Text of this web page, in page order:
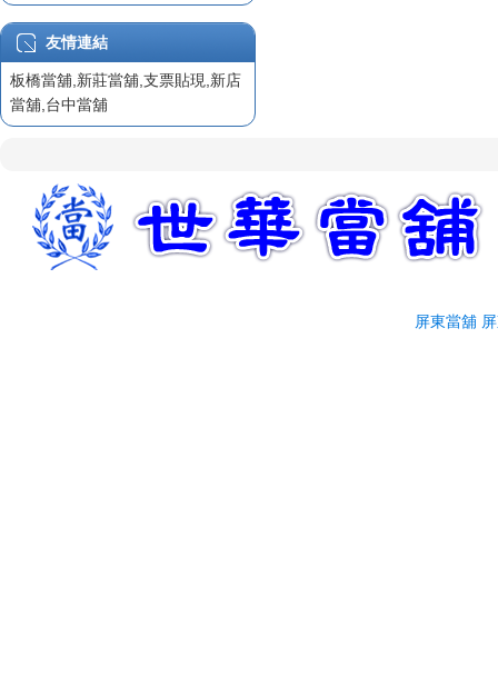
專業迅速屏東汽車借款
有保障的屏東當舖
屏東支票貼現
屏東票貼
企業融資服務
屏東當舖介紹
屏東汽車借款因快速且方
便，較適合短期週轉
臨時週轉就找屏東汽車借
友情連結
板橋當舖 新莊當舖 支票貼現 新店
當舖 台中當舖
屏東當舖